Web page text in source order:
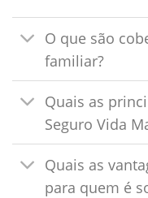
O que são
familiar?
Quais as
Seguro Vida
Quais as
para quem é